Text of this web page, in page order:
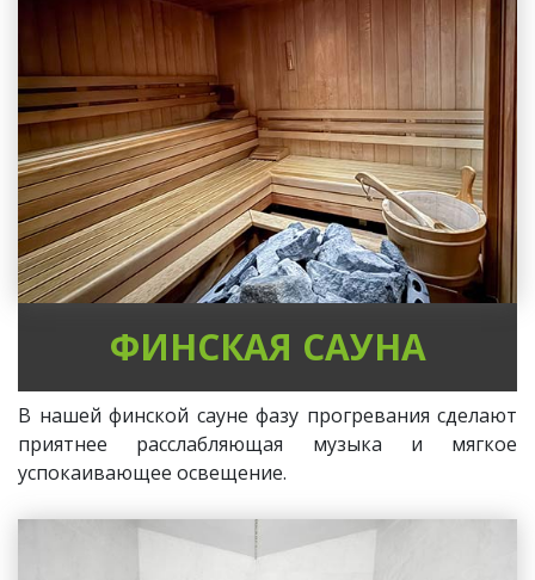
ФИНСКАЯ САУНА
В нашей финской сауне фазу прогревания сделают
приятнее расслабляющая музыка и мягкое
успокаивающее освещение.